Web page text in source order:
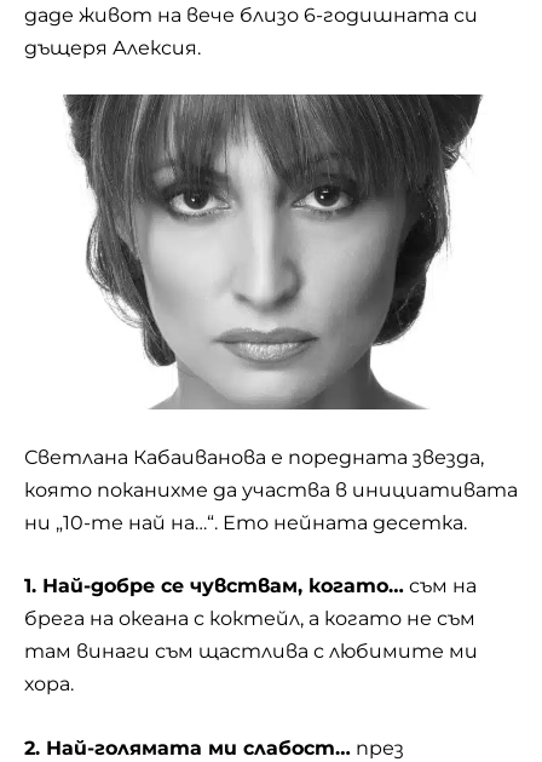
даде живот на вече близо 6-годишната си
дъщеря Алексия.
Светлана Кабаиванова е поредната звезда,
която поканихме да участва в инициативата
ни „10-те най на…“. Ето нейната десетка.
1. Най-добре се чувствам, когато… съм на
брега на океана с коктейл, а когато не съм
там винаги съм щастлива с любимите ми
хора.
2. Най-голямата ми слабост… през